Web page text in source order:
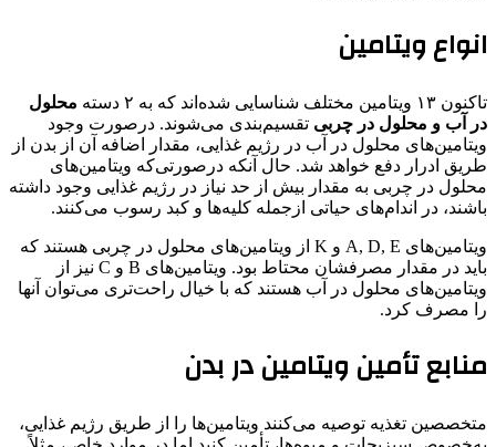
انواع ویتامین‌
تاکنون ۱۳ ویتامین مختلف شناسایی شده‌اند که به ۲ دسته‌
محلول
در آب و محلول در چربی تقسیم‌بندی می‌شوند. درصورت وجود
ویتامین‌های محلول در آب در رژیم غذایی، مقدار اضافه‌ آن از بدن از
طریق ادرار دفع خواهد شد. حال آنکه درصورتی‌که ویتامین‌های
محلول در چربی به مقدار بیش از حد نیاز در رژیم غذایی وجود داشته
باشند، در اندام‌های حیاتی ازجمله کلیه‌ها و کبد رسوب می‌کنند.
ویتامین‌های A, D, E و K از ویتامین‌های محلول در چربی هستند که
باید در مقدار مصرفشان محتاط بود. ویتامین‌های B و C نیز از
ویتامین‌های محلول در آب هستند که با خیال راحت‌تری می‌توان آنها
را مصرف کرد.
منابع تأمین ویتامین در بدن
متخصصین تغذیه توصیه می‌کنند ویتامین‌ها را از طریق رژیم غذایی،